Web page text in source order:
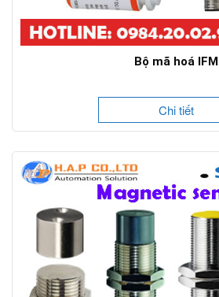
Bộ mã hoá IFM
Chi tiết